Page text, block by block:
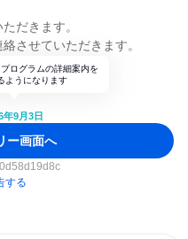
だきます。
させていただきます。
ログラムの詳細案内を
ようになります
年9月3日
ー画面へ
する